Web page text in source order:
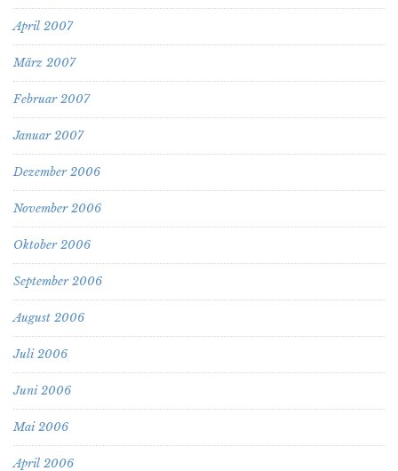
April 2007
März 2007
Februar 2007
Januar 2007
Dezember 2006
November 2006
Oktober 2006
September 2006
August 2006
Juli 2006
Juni 2006
Mai 2006
April 2006